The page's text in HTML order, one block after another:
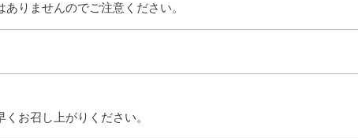
りませんのでご注意ください。
お召し上がりください。